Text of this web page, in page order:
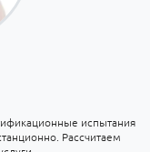
испытания
Рассчитаем